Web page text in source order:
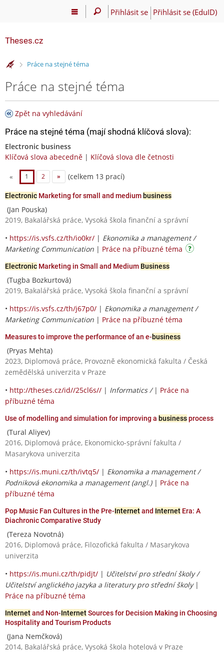
Přihlásit se Přihlásit se (EduID)
Theses.cz
>Práce na stejné téma
Práce na stejné téma
Zpět na vyhledávání
Práce na stejné téma (mají shodná klíčová slova):
Electronic business
Klíčová slova abecedně | Klíčová slova dle četnosti
« 1 2 » (celkem 13 prací)
Electronic Marketing for small and medium business
(Jan Pouska)
2019, Bakalářská práce, Vysoká škola finanční a správní
• https://is.vsfs.cz/th/io0kr/ | Ekonomika a management /
Marketing Communication | Práce na příbuzné téma
Electronic Marketing in Small and Medium Business
(Tugba Bozkurtová)
2019, Bakalářská práce, Vysoká škola finanční a správní
• https://is.vsfs.cz/th/j67p0/ | Ekonomika a management /
Marketing Communication | Práce na příbuzné téma
Measures to improve the performance of an e-business
(Pryas Mehta)
2023, Diplomová práce, Provozně ekonomická fakulta / Česká
zemědělská univerzita v Praze
• http://theses.cz/id//25cl6s// | Informatics / | Práce na
příbuzné téma
Use of modelling and simulation for improving a businessprocess
(Tural Aliyev)
2016, Diplomová práce, Ekonomicko-správní fakulta /
Masarykova univerzita
• https://is.muni.cz/th/ivtq5/ | Ekonomika a management /
Podniková ekonomika a management (angl.)| Práce na
příbuzné téma
Pop Music Fan Cultures in the Pre-Internetand Internet Era: A
Diachronic Comparative Study
(Tereza Novotná)
2016, Diplomová práce, Filozofická fakulta / Masarykova
univerzita
• https://is.muni.cz/th/pidjt/ | Učitelství pro střední školy /
Učitelství anglického jazyka a literatury pro střední školy|
Práce na příbuzné téma
Internetand Non-InternetSources for Decision Making in Choosing
Hospitality and Tourism Products
(Jana Nemčková)
2014, Bakalářská práce, Vysoká škola hotelová v Praze